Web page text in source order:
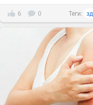
6 0 Теги: